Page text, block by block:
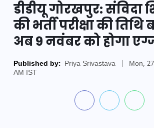
डीडीयू गोरखपुर: संविदा
की भर्ती परीक्षा की तिथि
अब 9 नवंबर को होगा
Published by: Priya Srivastava
Mon,
AM IST